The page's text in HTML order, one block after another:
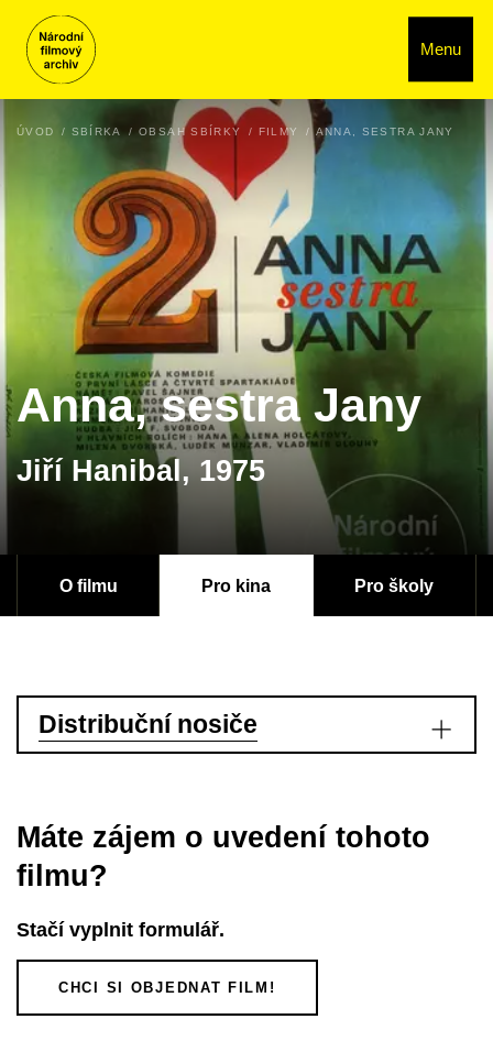
Menu
ÚVOD SBÍRKA OBSAH SBÍRKY FILMY ANNA, SESTRA JANY
Anna, sestra Jany
Jiří Hanibal, 1975
O filmu Pro kina Pro školy
Distribuční nosiče
Máte zájem o uvedení tohoto
filmu?
Stačí vyplnit formulář.
CHCI SI OBJEDNAT FILM!